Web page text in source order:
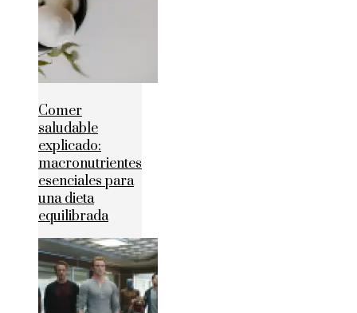
Comer
saludable
explicado:
macronutrientes
esenciales para
una dieta
equilibrada